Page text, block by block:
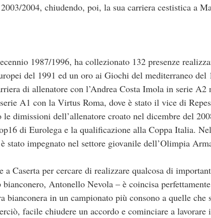
2004, chiudendo, poi, la sua carriera cestistica a
1987/1996, ha collezionato 132 presenze
del 1991 ed un oro ai Giochi del mediterraneo del
di allenatore con l’Andrea Costa Imola in serie A2
A1 con la Virtus Roma, dove è stato il vice di
le dimissioni dell’allenatore croato nel dicembre del
di Eurolega e la qualificazione alla Coppa Italia.
stato impegnato nel settore giovanile dell’Olimpia
Caserta per cercare di realizzare qualcosa di
Antonello Nevola – è coincisa
bianconera in un campionato più consono a quelle
facile chiudere un accordo e cominciare a lavorare